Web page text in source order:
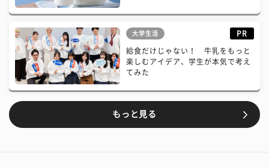
大学生活 PR
給食だけじゃない！ 牛乳をもっと
楽しむアイデア、学生が本気で考え
てみた
もっと見る